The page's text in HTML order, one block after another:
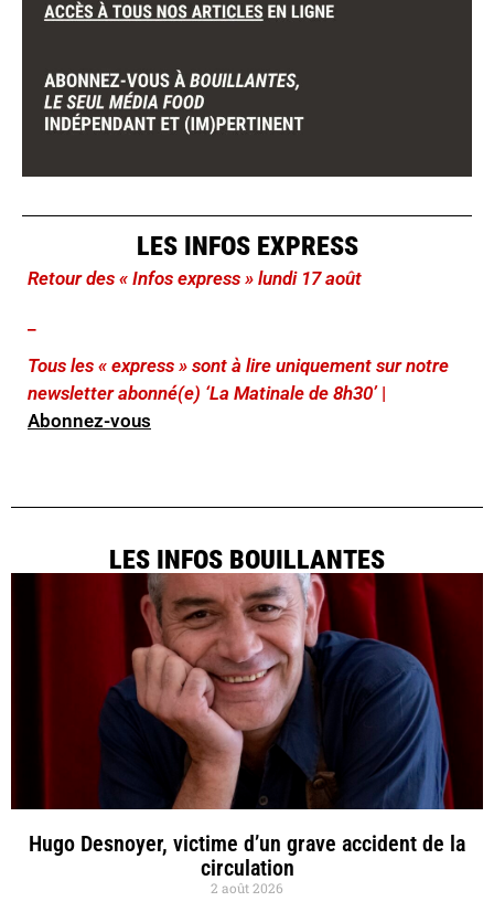
LES INFOS EXPRESS
Retour des « Infos express » lundi 17 août
Tous les « express » sont à lire uniquement sur notre
newsletter abonné(e) ‘La Matinale de 8h30’ |
Abonnez-vous
LES INFOS BOUILLANTES
Hugo Desnoyer, victime d’un grave accident de la
circulation
2 août 2026